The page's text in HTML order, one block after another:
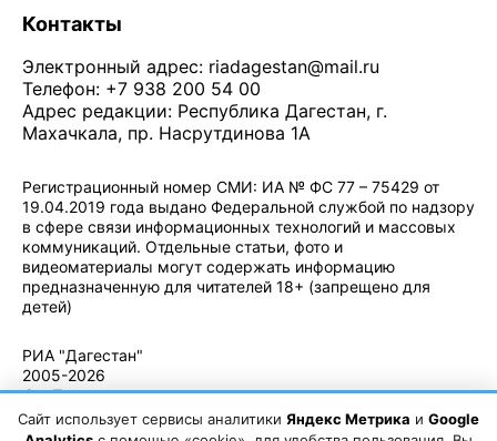
Контакты
Электронный адрес: riadagestan@mail.ru
Телефон: +7 938 200 54 00
Адрес редакции: Республика Дагестан, г.
Махачкала, пр. Насрутдинова 1А
Регистрационный номер СМИ: ИА № ФС 77 – 75429 от
19.04.2019 года выдано Федеральной службой по надзору
в сфере связи информационных технологий и массовых
коммуникаций. Отдельные статьи, фото и
видеоматериалы могут содержать информацию
предназначенную для читателей 18+ (запрещено для
детей)
РИА "Дагестан"
2005-2026
© - Правила
использования
материалов.
Сайт использует сервисы аналитики Яндекс Метрика и Google